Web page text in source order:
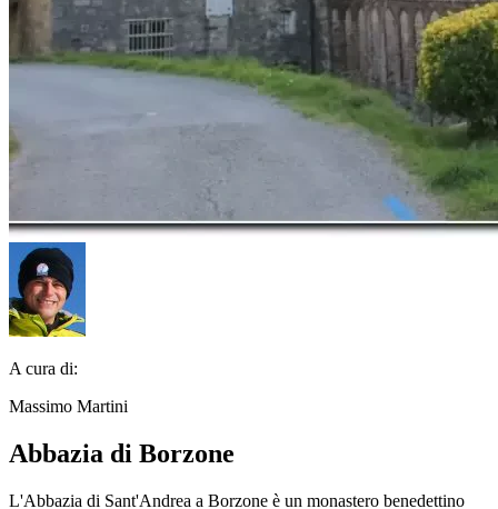
A cura di:
Massimo Martini
Abbazia di Borzone
L'Abbazia di Sant'Andrea a Borzone è un monastero benedettino